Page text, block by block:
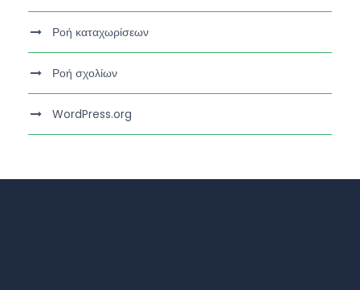
Ροή καταχωρίσεων
Ροή σχολίων
WordPress.org